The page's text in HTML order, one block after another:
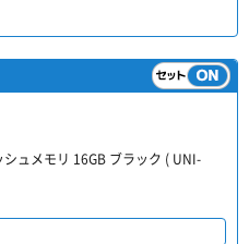
シュメモリ 16GB ブラック ( UNI-